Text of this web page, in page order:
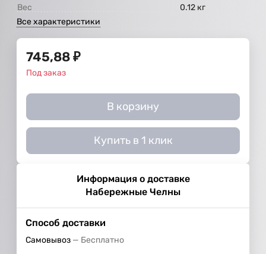
Вес
0.12 кг
Все характеристики
745,88 ₽
Под заказ
В корзину
Купить в 1 клик
Информация о доставке
Набережные Челны
Способ доставки
Самовывоз Бесплатно